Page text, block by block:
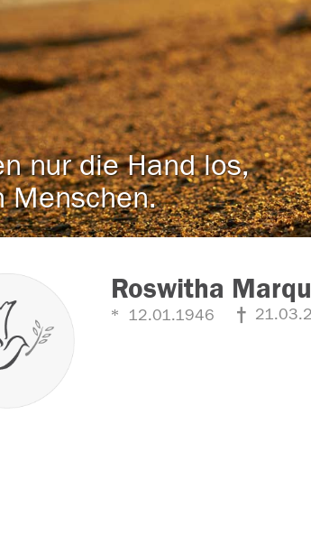
nur die Hand los,
Menschen.
Roswitha
12.01.1946